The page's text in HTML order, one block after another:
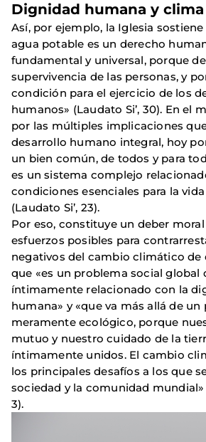
Dignidad humana y clima
Así, por ejemplo, la Iglesia
agua potable es un derecho
fundamental y universal, porque
supervivencia de las personas, y
condición para el ejercicio de los
humanos» (Laudato Si’, 30). En el
por las múltiples implicaciones
desarrollo humano integral, hoy
un bien común, de todos y para
es un sistema complejo
condiciones esenciales para la
(Laudato Si’, 23).
Por eso, constituye un deber
esfuerzos posibles para
negativos del cambio climático de
que «es un problema social global
íntimamente relacionado con la
humana» y «que va más allá de un
meramente ecológico, porque
mutuo y nuestro cuidado de la
íntimamente unidos. El cambio
los principales desafíos a los que
sociedad y la comunidad
3).